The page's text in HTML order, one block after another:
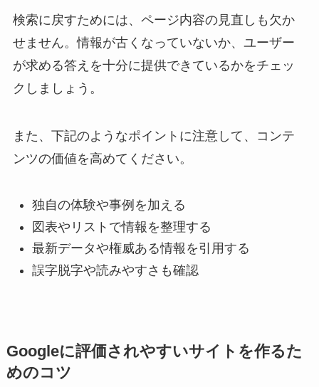
検索に戻すためには、ページ内容の見直しも欠か
せません。情報が古くなっていないか、ユーザー
が求める答えを十分に提供できているかをチェッ
クしましょう。
また、下記のようなポイントに注意して、コンテ
ンツの価値を高めてください。
独自の体験や事例を加える
図表やリストで情報を整理する
最新データや権威ある情報を引用する
誤字脱字や読みやすさも確認
Googleに評価されやすいサイトを作るた
めのコツ